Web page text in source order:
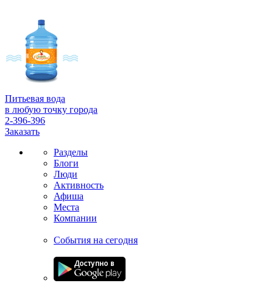
Питьевая вода
в любую точку города
2-396-396
Заказать
Разделы
Блоги
Люди
Активность
Афиша
Места
Компании
События на сегодня